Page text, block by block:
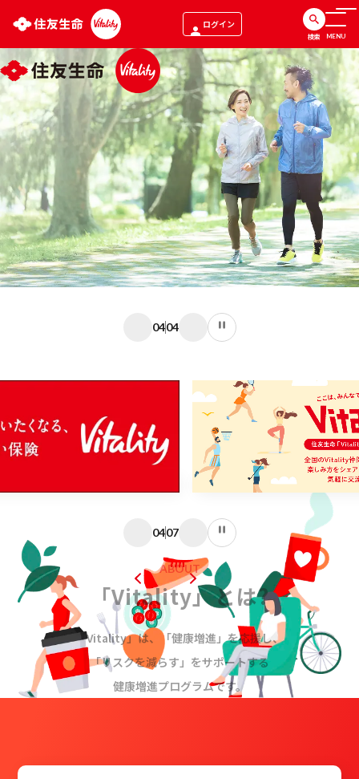
ログイン
検索 MENU
0404
0407
ABOUT
「Vitality」とは?
「Vitality」は、「健康増進」を応援し、
「リスクを減らす」をサポートする
健康増進プログラムです。